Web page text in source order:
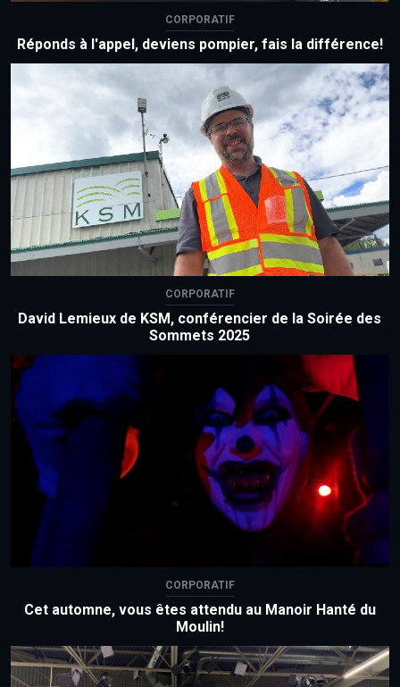
CORPORATIF
Réponds à l'appel, deviens pompier, fais la différence!
CORPORATIF
David Lemieux de KSM, conférencier de la Soirée des
Sommets 2025
CORPORATIF
Cet automne, vous êtes attendu au Manoir Hanté du
Moulin!